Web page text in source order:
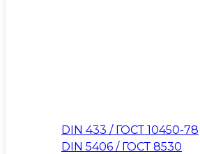
DIN 433 / ГОСТ 10450-78
DIN 5406 / ГОСТ 8530